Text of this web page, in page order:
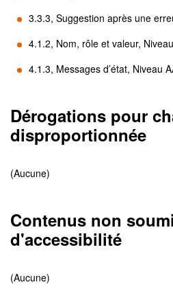
3.3.3, Suggestion après une
4.1.2, Nom, rôle et valeur,
4.1.3, Messages d’état, Niveau
Dérogations pour
disproportionnée
(Aucune)
Contenus non
d'accessibilité
(Aucune)